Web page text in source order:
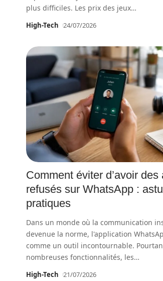
plus difficiles. Les prix des jeux…
High-Tech 24/07/2026
Comment éviter d’avoir des
refusés sur WhatsApp :
pratiques
Dans un monde où la communication
devenue la norme, l'application
comme un outil incontournable.
nombreuses fonctionnalités, les…
High-Tech 21/07/2026